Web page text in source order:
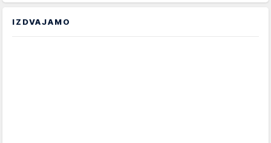
IZDVAJAMO